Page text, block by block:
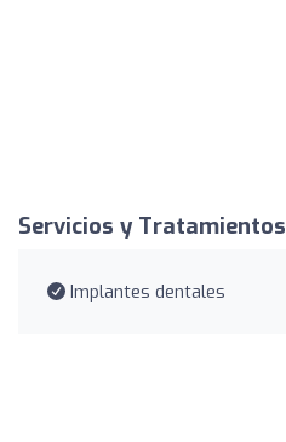
Servicios y Tratamientos
Implantes dentales